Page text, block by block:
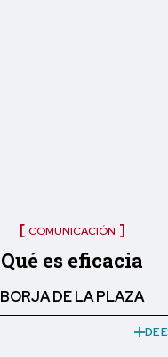
COMUNICACIÓN
Qué es eficacia
BORJA DE LA PLAZA
DE